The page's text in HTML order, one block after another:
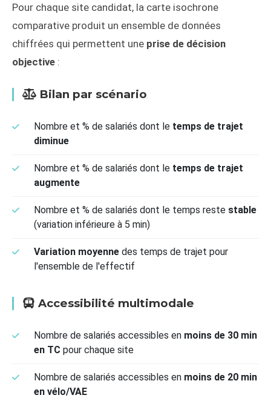
Pour chaque site candidat, la carte isochrone
comparative produit un ensemble de données
chiffrées qui permettent une prise de décision
objective :
Bilan par scénario
Nombre et % de salariés dont le temps de trajet
diminue
Nombre et % de salariés dont le temps de trajet
augmente
Nombre et % de salariés dont le temps reste stable
(variation inférieure à 5 min)
Variation moyenne des temps de trajet pour
l'ensemble de l'effectif
Accessibilité multimodale
Nombre de salariés accessibles en moins de 30 min
en TC pour chaque site
Nombre de salariés accessibles en moins de 20 min
en vélo/VAE